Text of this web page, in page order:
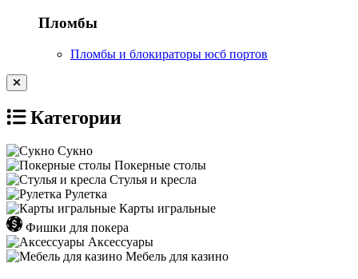
Пломбы
Пломбы и блокираторы юсб портов
Категории
Сукно
Покерные столы
Стулья и кресла
Рулетка
Карты игральные
Фишки для покера
Аксессуары
Мебель для казино